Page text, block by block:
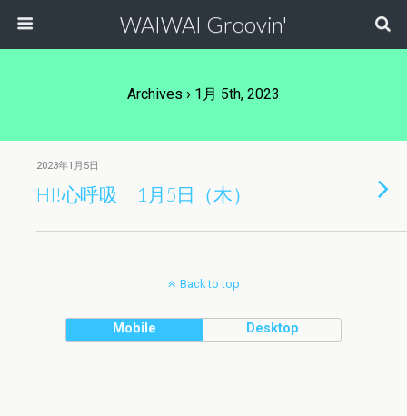
WAIWAI Groovin'
Archives › 1月 5th, 2023
2023年1月5日
HI!心呼吸 1月5日（木）
Back to top
Mobile Desktop